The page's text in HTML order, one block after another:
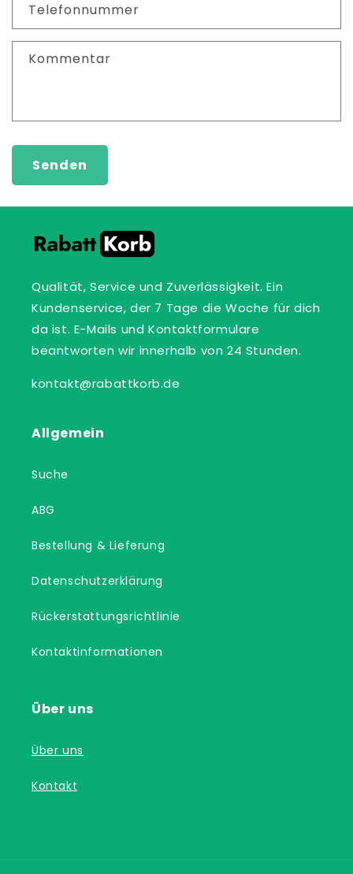
t
f
l
r
Telefonnummer
Kommentar
Senden
Qualität, Service und Zuverlässigkeit. Ein
Kundenservice, der 7 Tage die Woche für dich
da ist. E-Mails und Kontaktformulare
beantworten wir innerhalb von 24 Stunden.
kontakt@rabattkorb.de
Allgemein
Suche
ABG
Bestellung & Lieferung
Datenschutzerklärung
Rückerstattungsrichtlinie
Kontaktinformationen
Über uns
Über uns
Kontakt